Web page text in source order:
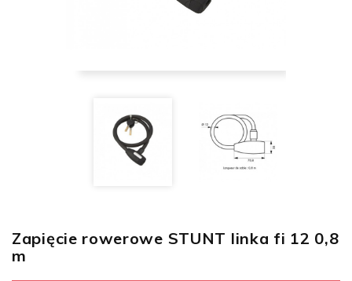
Zapięcie rowerowe STUNT linka fi 12 0,8
m